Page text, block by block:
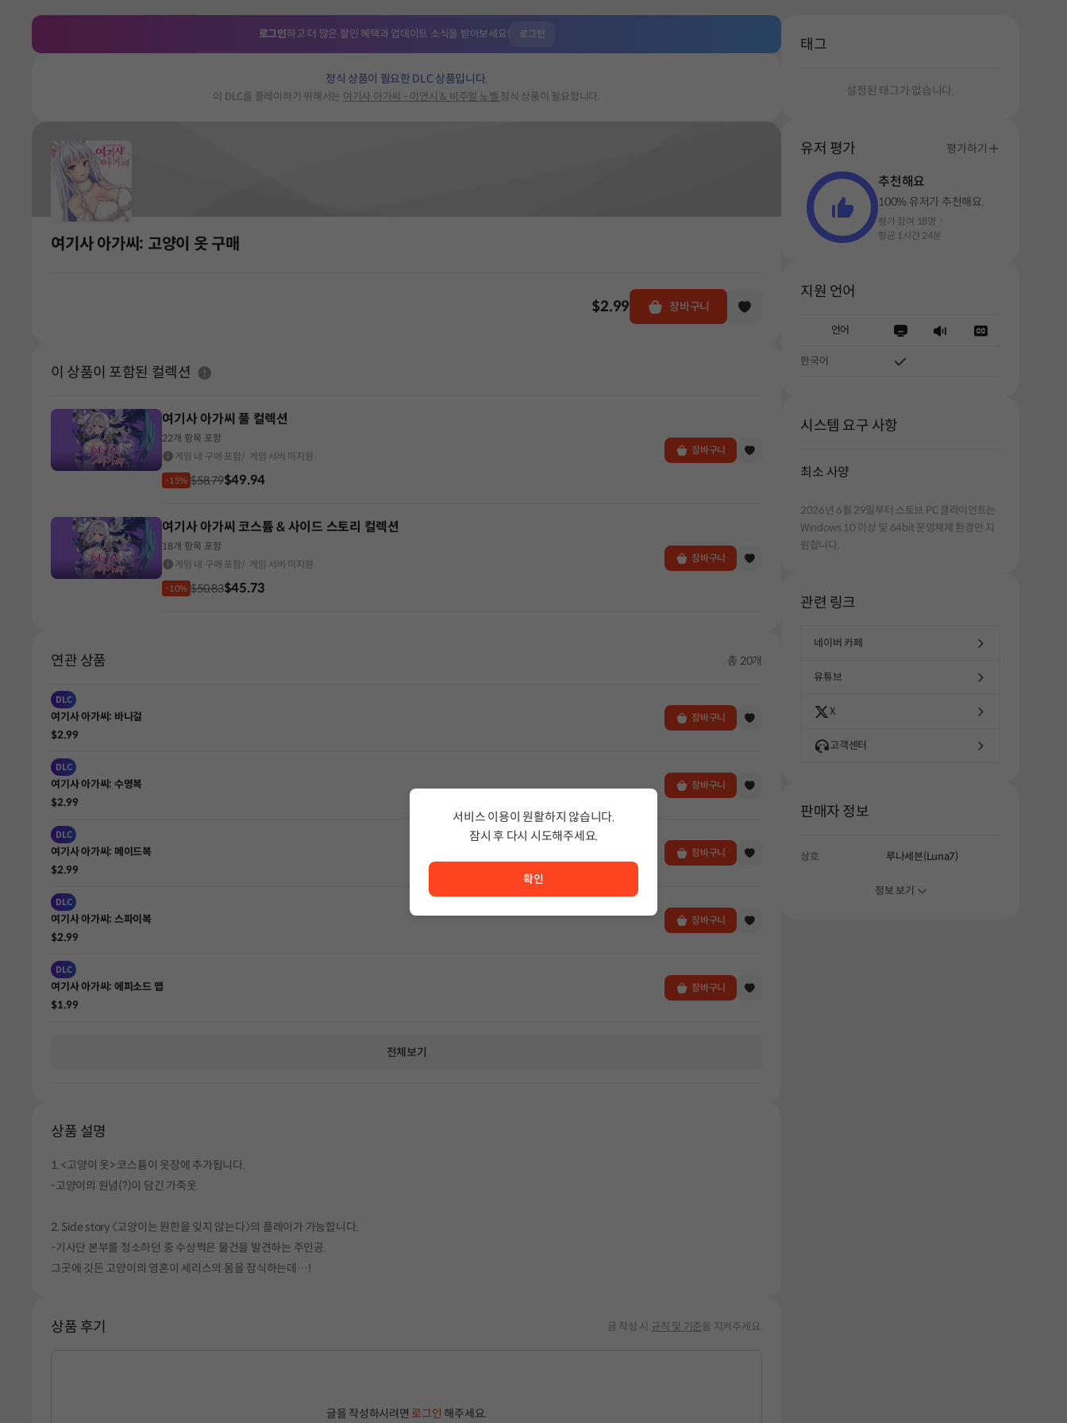
로그인하고 더 많은 할인 혜택과 업데이트 소식을 받아보세요! 로그인
정식 상품이 필요한 DLC 상품입니다.
이 DLC를 플레이하기 위해서는 여기사 아가씨 - 미연시 & 비주얼 노벨 정식 상품이 필요합니다.
여기사 아가씨: 고양이 옷 구매
$2.99 장바구니
이 상품이 포함된 컬렉션 도움말
여기사 아가씨 풀 컬렉션
22개 항목 포함
게임 내 구매 포함/ 게임 서버 미지원
-15% $58.79$49.94
장바구니
여기사 아가씨 코스튬 & 사이드 스토리 컬렉션
18개 항목 포함
게임 내 구매 포함/ 게임 서버 미지원
-10% $50.83$45.73
장바구니
연관 상품 총 20개
DLC
여기사 아가씨: 바니걸
$2.99
장바구니
DLC
여기사 아가씨: 수영복
$2.99
장바구니
DLC
여기사 아가씨: 메이드복
$2.99
장바구니
DLC
여기사 아가씨: 스파이복
$2.99
장바구니
DLC
여기사 아가씨: 에피소드 맵
$1.99
장바구니
전체보기
상품 설명
1. <고양이 옷> 코스튬이 옷장에 추가됩니다.
-고양이의 원념(?)이 담긴 가죽옷.
2. Side story 〈고양이는 원한을 잊지 않는다〉의 플레이가 가능합니다.
-기사단 본부를 청소하던 중 수상쩍은 물건을 발견하는 주인공.
그곳에 깃든 고양이의 영혼이 세리스의 몸을 잠식하는데…!
상품 후기 글 작성 시 규칙 및 기준을 지켜주세요.
글을 작성하시려면 로그인 해주세요.
태그
설정된 태그가 없습니다.
유저 평가 평가하기
추천해요
100% 유저가 추천해요.
평가 참여 18명
평균 1시간 24분
지원 언어
언어
한국어
시스템 요구 사항
최소 사양
2026년 6월 29일부터 스토브 PC 클라이언트는
Windows 10 이상 및 64bit 운영체제 환경만 지
원합니다.
관련 링크
네이버 카페
유튜브
X
고객센터
판매자 정보
상호 루나세븐(Luna7)
정보 보기
서비스 이용이 원활하지 않습니다.
잠시 후 다시 시도해주세요.
서비스 이용이 원활하지 않습니다. <br/> 잠시 후 다시 시도해주세요.
확인